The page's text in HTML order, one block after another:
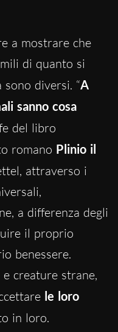
a mostrare che
di quanto si
sono diversi. “A
sanno cosa
del libro
romano Plinio il
attraverso i
a differenza degli
il proprio
benessere.
creature strane,
le loro
in loro.